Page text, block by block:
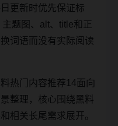
更新时优先保证标
题图、alt、title和正
词语而没有实际阅读
热门内容推荐14面向
整理，核心围绕黑料
相关长尾需求展开。